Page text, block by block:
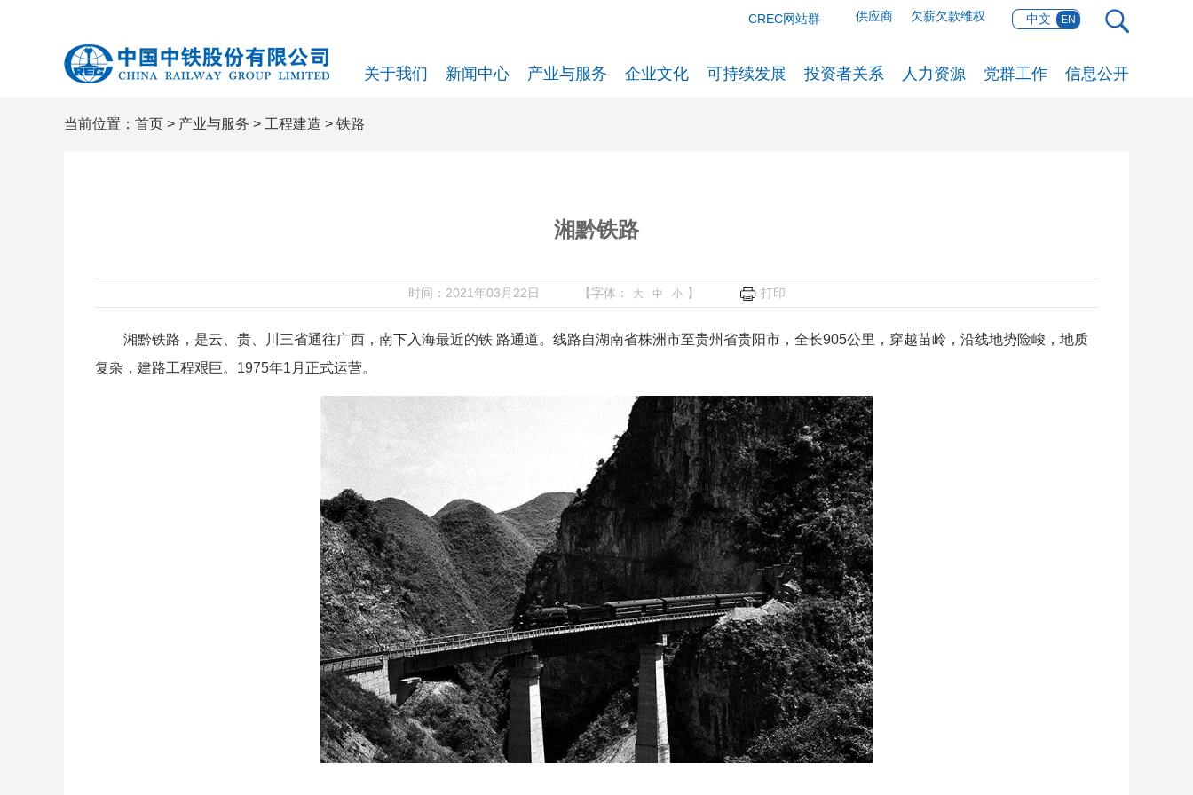
中文 EN
欠薪欠款维权
供应商
CREC网站群
关于我们 新闻中心 产业与服务 企业文化 可持续发展 投资者关系 人力资源 党群工作 信息公开
当前位置： 首页 > 产业与服务 > 工程建造 > 铁路
湘黔铁路
时间：2021年03月22日 【字体： 大 中 小 】 打印
湘黔铁路，是云、贵、川三省通往广西，南下入海最近的铁 路通道。线路自湖南省株洲市至贵州省贵阳市，全长905公里，穿越苗岭，沿线地势险峻，地质
复杂，建路工程艰巨。1975年1月正式运营。